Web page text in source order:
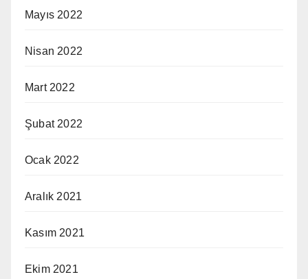
Mayıs 2022
Nisan 2022
Mart 2022
Şubat 2022
Ocak 2022
Aralık 2021
Kasım 2021
Ekim 2021